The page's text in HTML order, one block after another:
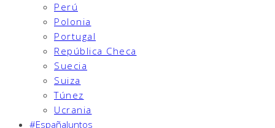
Perú
Polonia
Portugal
República Checa
Suecia
Suiza
Túnez
Ucrania
#EspañaJuntos